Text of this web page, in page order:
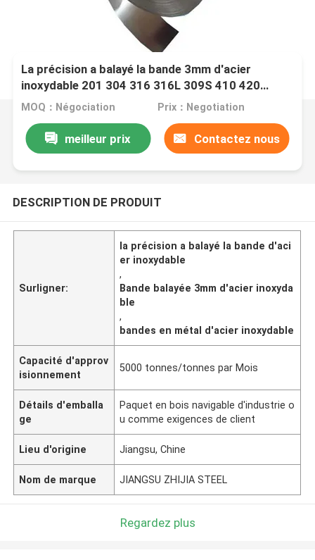
La précision a balayé la bande 3mm d'acier
inoxydable 201 304 316 316L 309S 410 420
laminés à chaud
MOQ：Négociation Prix：Negotiation
meilleur prix Contactez nous
DESCRIPTION DE PRODUIT
Surligner:
la précision a balayé la bande d'aci
er inoxydable
,
Bande balayée 3mm d'acier inoxyda
ble
,
bandes en métal d'acier inoxydable
Capacité d'approv
isionnement
5000 tonnes/tonnes par Mois
Détails d'emballa
ge
Paquet en bois navigable d'industrie o
u comme exigences de client
Lieu d'origine Jiangsu, Chine
Nom de marque JIANGSU ZHIJIA STEEL
Regardez plus